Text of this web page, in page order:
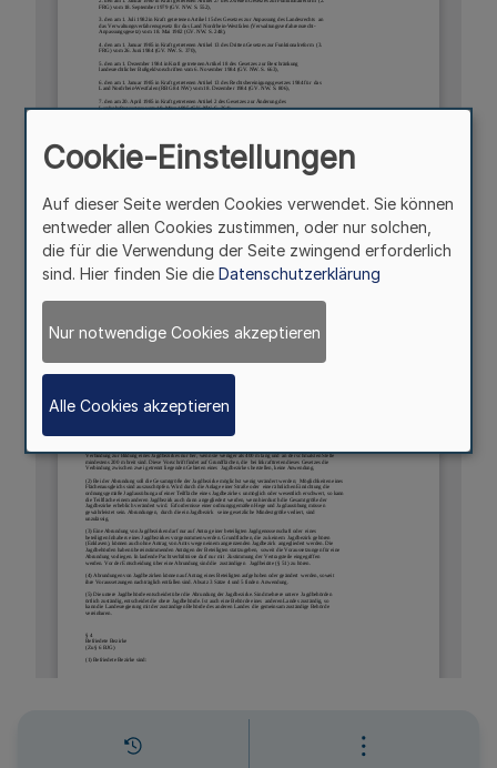
Cookie-Einstellungen
Auf dieser Seite werden Cookies verwendet. Sie können
entweder allen Cookies zustimmen, oder nur solchen,
die für die Verwendung der Seite zwingend erforderlich
sind. Hier finden Sie die Datenschutzerklärung
Nur notwendige Cookies akzeptieren
Alle Cookies akzeptieren